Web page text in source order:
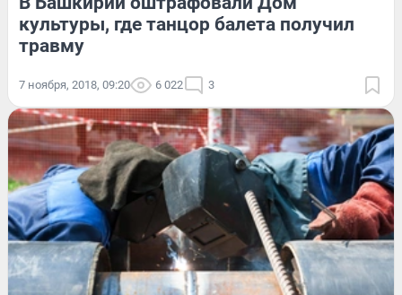
культуры, где танцор балета получил
травму
7 ноября, 2018, 09:20 6 022 3